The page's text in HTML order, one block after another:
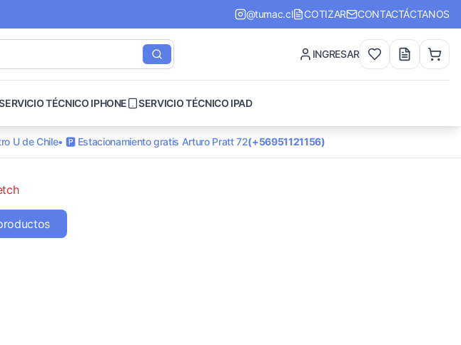
@tumac.cl COTIZAR CONTACTÁCTANOS
INGRESAR
TÉCNICO IPHONE SERVICIO TÉCNICO IPAD
U de Chile• 🅿️ Estacionamiento gratis Arturo Pratt 72(+56951121156)